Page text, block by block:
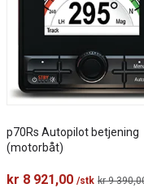
p70Rs Autopilot betjening
(motorbåt)
kr 8 921,00 /stk kr 9